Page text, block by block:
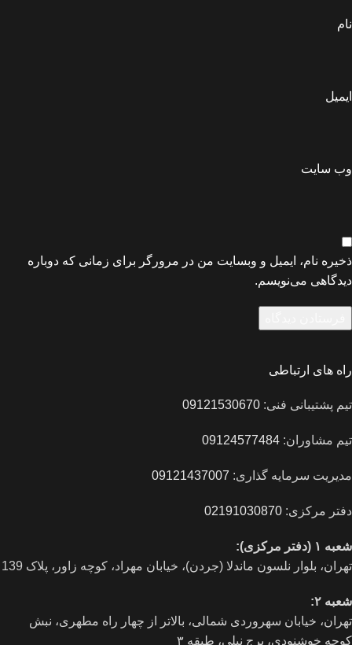
نام
ایمیل
وب‌ سایت
ذخیره نام، ایمیل و وبسایت من در مرورگر برای زمانی که دوباره
دیدگاهی می‌نویسم.
راه های ارتباطی
تیم پشتیبانی فنی: 09121530670
تیم مشاوران: 09124577484
مدیریت سرمایه گذاری: 09121437007
دفتر مرکزی: 02191030870
شعبه ۱ (دفتر مرکزی):
تهران، بلوار نلسون ماندلا (جردن)، خیابان مهراد، کوچه زاور، پلاک 139
شعبه ۲:
تهران، خيابان سهروردی شمالی، بالاتر از چهار راه مطهری، نبش
کوچه خوشنودی، برج نیلی، طبقه ۳